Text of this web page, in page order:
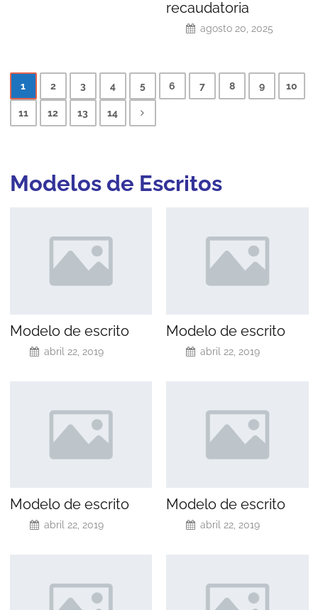
recaudatoria
agosto 20, 2025
1 2 3 4 5 6 7 8 9 10
11 12 13 14
Modelos de Escritos
Modelo de escrito
abril 22, 2019
Modelo de escrito
abril 22, 2019
Modelo de escrito
abril 22, 2019
Modelo de escrito
abril 22, 2019